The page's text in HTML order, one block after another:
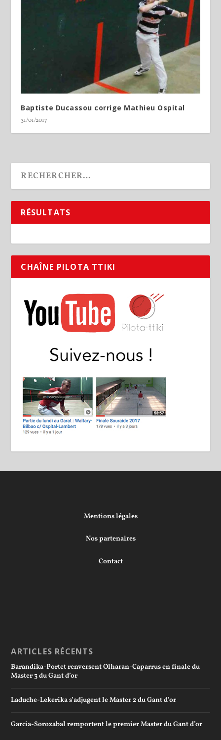
Baptiste Ducassou corrige Mathieu Ospital
31/01/2017
RÉSULTATS
CHAÎNE PILOTA TTIKI
Mentions légales
Nos partenaires
Contact
ARTICLES RÉCENTS
Barandika-Portet renversent Olharan-Caparrus en finale du
Master 3 du Gant d’or
Laduche-Lekerika s’adjugent le Master 2 du Gant d’or
Garcia-Sorozabal remportent le premier Master du Gant d’or